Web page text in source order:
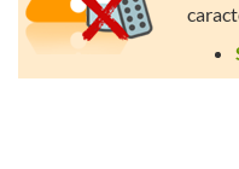
que suma las fuerzas